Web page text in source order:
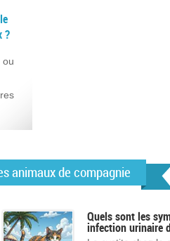
?
ou
animaux de compagnie
Quels sont les
infection urinaire